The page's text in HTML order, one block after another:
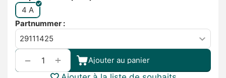
4 A
Partnummer :
+
− Ajouter au panier